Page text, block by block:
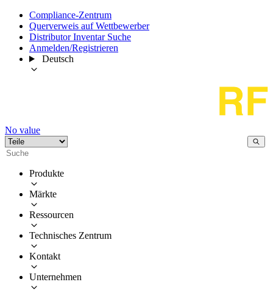
Compliance-Zentrum
Querverweis auf Wettbewerber
Distributor Inventar Suche
Anmelden/Registrieren
Deutsch
No value
Produkte
Märkte
Ressourcen
Technisches Zentrum
Kontakt
Unternehmen